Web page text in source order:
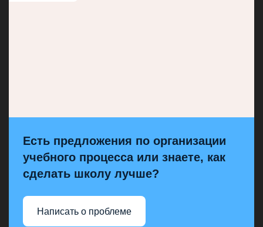
Есть предложения по организации
учебного процесса или знаете, как
сделать школу лучше?
Написать о проблеме